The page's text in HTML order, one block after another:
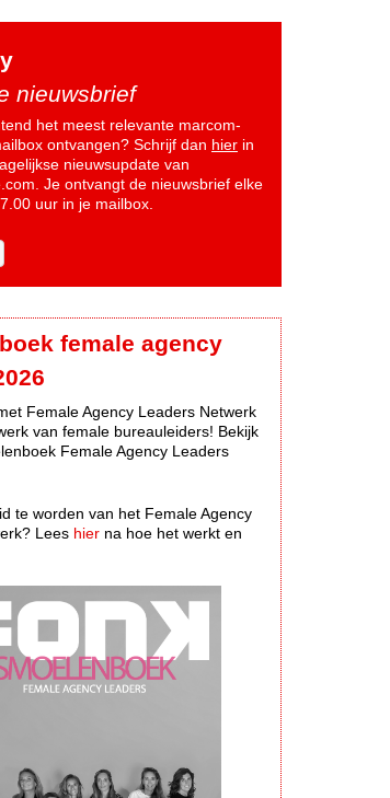
nieuwsbrief
het meest relevante marcom-
ontvangen? Schrijf dan hier in
nieuwsupdate van
Je ontvangt de nieuwsbrief elke
uur in je mailbox.
female agency
Female Agency Leaders Netwerk
van female bureauleiders! Bekijk
Female Agency Leaders
te worden van het Female Agency
Lees hier na hoe het werkt en